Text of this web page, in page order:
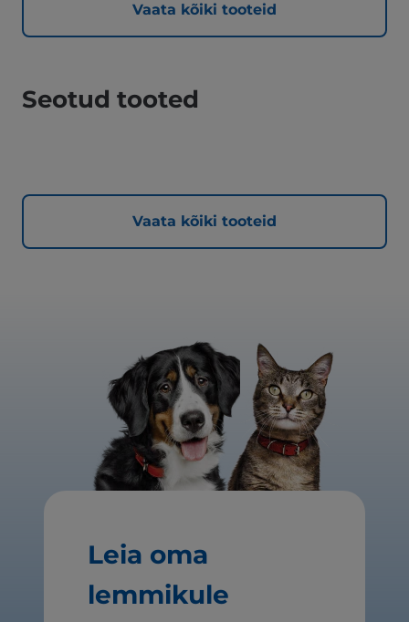
Vaata kõiki tooteid
Seotud tooted
Vaata kõiki tooteid
Leia oma
lemmikule